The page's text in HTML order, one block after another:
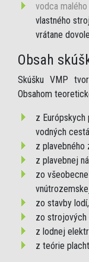
vodca malého
vlastného
vrátane
Obsah
Skúšku VMP
Obsahom
z Európskych
vodných
z plavebného
z plavebnej
zo
zo stavby lodí,
zo strojových
z lodnej
z teórie